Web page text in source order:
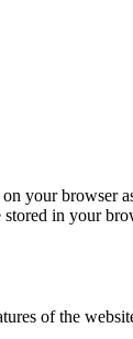
your browser
stored in your
of the